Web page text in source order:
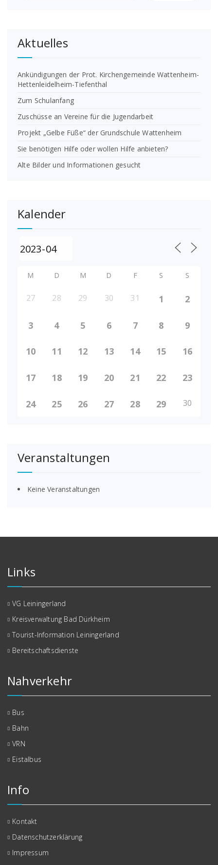
Aktuelles
Ankündigungen der Prot. Kirchengemeinde Wattenheim-
Hettenleidelheim-Tiefenthal
Zum Schulanfang
Zuschüsse an Vereine für die Jugendarbeit
Projekt „Gelbe Füße“ der Grundschule Wattenheim
Sie benötigen Hilfe oder wollen Hilfe anbieten?
Alte Bilder und Informationen gesucht
Kalender
M D M D F S S
27 28 29 30 31 1 2
3 4 5 6 7 8 9
10 11 12 13 14 15 16
17 18 19 20 21 22 23
24 25 26 27 28 29 30
Veranstaltungen
Keine Veranstaltungen
Links
VG Leiningerland
Kreisverwaltung Bad Dürkheim
Tourist-Information Leiningerland
Bereitschaftsdienste
Nahverkehr
Bus
Bahn
VRN
Eistalbus
Info
Kontakt
Datenschutzerklärung
Impressum